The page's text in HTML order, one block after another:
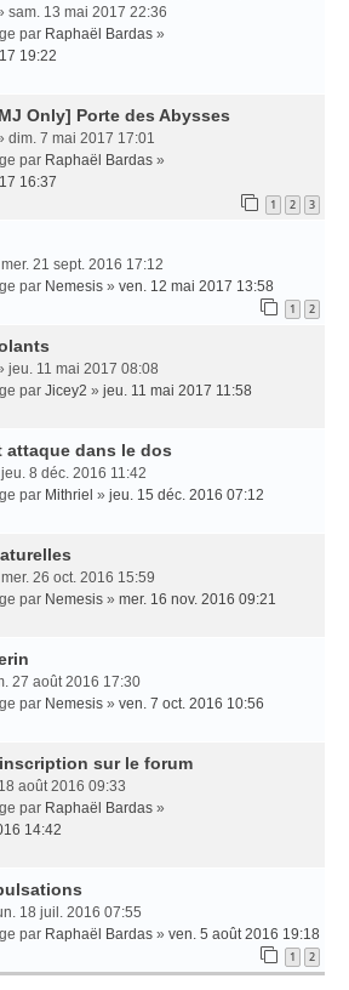
sam. 13 mai 2017 22:36
par Raphaël Bardas »
19:22
Only] Porte des Abysses
dim. 7 mai 2017 17:01
par Raphaël Bardas »
16:37
1 2 3
21 sept. 2016 17:12
par Nemesis » ven. 12 mai 2017 13:58
1 2
jeu. 11 mai 2017 08:08
par Jicey2 » jeu. 11 mai 2017 11:58
attaque dans le dos
8 déc. 2016 11:42
par Mithriel » jeu. 15 déc. 2016 07:12
26 oct. 2016 15:59
par Nemesis » mer. 16 nov. 2016 09:21
27 août 2016 17:30
par Nemesis » ven. 7 oct. 2016 10:56
sur le forum
août 2016 09:33
par Raphaël Bardas »
14:42
18 juil. 2016 07:55
par Raphaël Bardas » ven. 5 août 2016 19:18
1 2